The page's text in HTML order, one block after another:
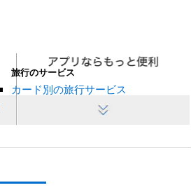
旅行のサービス
カード別の旅行サービス